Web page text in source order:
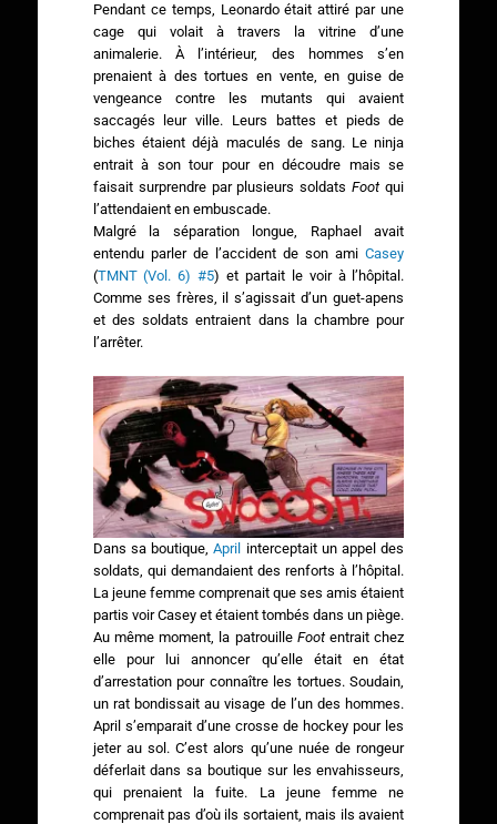
Pendant ce temps, Leonardo était attiré par une
cage qui volait à travers la vitrine d’une
animalerie. À l’intérieur, des hommes s’en
prenaient à des tortues en vente, en guise de
vengeance contre les mutants qui avaient
saccagés leur ville. Leurs battes et pieds de
biches étaient déjà maculés de sang. Le ninja
entrait à son tour pour en découdre mais se
faisait surprendre par plusieurs soldatsFootqui
l’attendaient en embuscade.
Malgré la séparation longue, Raphael avait
entendu parler de l’accident de son amiCasey
(TMNT (Vol. 6) #5) et partait le voir à l’hôpital.
Comme ses frères, il s’agissait d’un guet-apens
et des soldats entraient dans la chambre pour
l’arrêter.
Dans sa boutique,April interceptait un appel des
soldats, qui demandaient des renforts à l’hôpital.
La jeune femme comprenait que ses amis étaient
partis voir Casey et étaient tombés dans un piège.
Au même moment, la patrouille Footentrait chez
elle pour lui annoncer qu’elle était en état
d’arrestation pour connaître les tortues. Soudain,
un rat bondissait au visage de l’un des hommes.
April s’emparait d’une crosse de hockey pour les
jeter au sol. C’est alors qu’une nuée de rongeur
déferlait dans sa boutique sur les envahisseurs,
qui prenaient la fuite. La jeune femme ne
comprenait pas d’où ils sortaient, mais ils avaient